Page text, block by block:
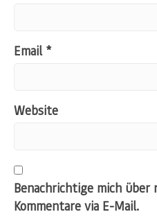
Email *
Website
Benachrichtige mich über
Kommentare via E-Mail.